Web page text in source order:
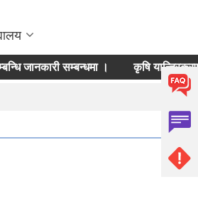
जानकारी सम्बन्धमा । कृषि यान्त्रिकरण